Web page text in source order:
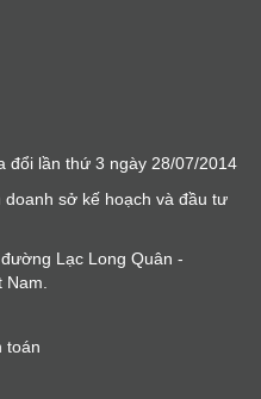
đổi lần thứ 3 ngày 28/07/2014
sở kế hoạch và đầu tư
Lạc Long Quân -
toán